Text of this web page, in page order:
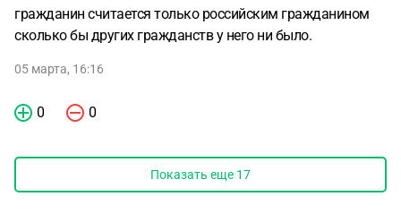
гражданин считается только российским гражданином
сколько бы других гражданств у него ни было.
05 марта, 16:16
0 0
Показать еще 17